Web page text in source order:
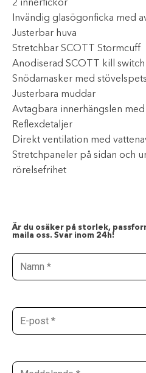
2 innerfickor
Invändig glasögonficka med
Justerbar huva
Stretchbar SCOTT Stormcuff
Anodiserad SCOTT kill
Snödamasker med
Justerbara muddar
Avtagbara innerhängslen
Reflexdetaljer
Direkt ventilation med
Stretchpaneler på sidan och
rörelsefrihet
Är du osäker på storlek,
maila oss. Svar inom 24h!